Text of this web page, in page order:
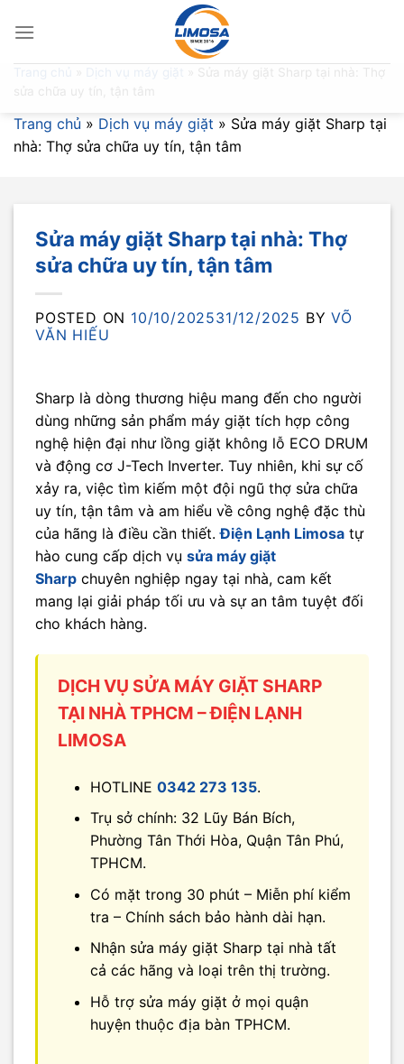
Sửa máy giặt Sharp tại nhà: Thợ
sửa chữa uy tín, tận tâm
Trang chủ » Dịch vụ máy giặt » Sửa máy giặt Sharp tại
nhà: Thợ sửa chữa uy tín, tận tâm
Sửa máy giặt Sharp tại nhà: Thợ
sửa chữa uy tín, tận tâm
POSTED ON 10/10/202531/12/2025 BYVÕ
VĂN HIẾU
Sharp là dòng thương hiệu mang đến cho người
dùng những sản phẩm máy giặt tích hợp công
nghệ hiện đại như lồng giặt không lỗ ECO DRUM
và động cơ J-Tech Inverter. Tuy nhiên, khi sự cố
xảy ra, việc tìm kiếm một đội ngũ thợ sửa chữa
uy tín, tận tâm và am hiểu về công nghệ đặc thù
của hãng là điều cần thiết.Điện Lạnh Limosa tự
hào cung cấp dịch vụ sửa máy giặt
Sharp chuyên nghiệp ngay tại nhà, cam kết
mang lại giải pháp tối ưu và sự an tâm tuyệt đối
cho khách hàng.
DỊCH VỤ SỬA MÁY GIẶT SHARP
TẠI NHÀ TPHCM – ĐIỆN LẠNH
LIMOSA
HOTLINE 0342 273 135.
Trụ sở chính: 32 Lũy Bán Bích,
Phường Tân Thới Hòa, Quận Tân Phú,
TPHCM.
Có mặt trong 30 phút – Miễn phí kiểm
tra – Chính sách bảo hành dài hạn.
Nhận sửa máy giặt Sharp tại nhà tất
cả các hãng và loại trên thị trường.
Hỗ trợ sửa máy giặt ở mọi quận
huyện thuộc địa bàn TPHCM.